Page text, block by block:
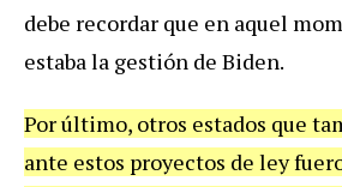
debe recordar que en aquel
estaba la gestión de Biden.
Por último, otros estados que
ante estos proyectos de ley